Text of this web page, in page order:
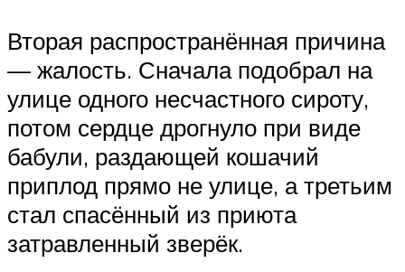
Вторая распространённая причина
— жалость. Сначала подобрал на
улице одного несчастного сироту,
потом сердце дрогнуло при виде
бабули, раздающей кошачий
приплод прямо не улице, а третьим
стал спасённый из приюта
затравленный зверёк.